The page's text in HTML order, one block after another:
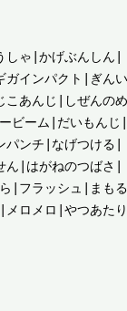
ゃ|かげぶんしん|
インパクト|ぎん
あんじ|しぜんの
ビーム|だいもんじ
ンチ|なげつける|
|はがねのつばさ|
|フラッシュ|まもる
ロメロ|やつあたり